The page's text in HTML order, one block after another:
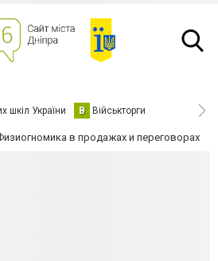
шкіл України В Військторги
в продажах и переговорах